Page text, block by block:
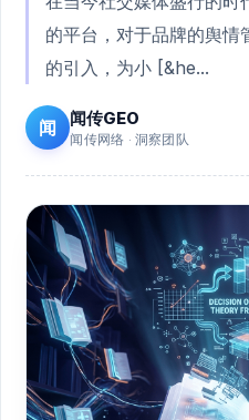
的平台，对于品牌的舆情
的引入，为小 [&he...
闻 闻传GEO
闻传网络 · 洞察团队